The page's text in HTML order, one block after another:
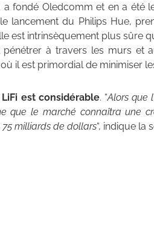
fondé Oledcomm et en a été
lancement du Philips Hue,
est intrinsèquement plus sûre
à travers les murs et
il est primordial de minimiser
est considérable. “Alors que
que le marché connaîtra une
milliards de dollars“, indique la